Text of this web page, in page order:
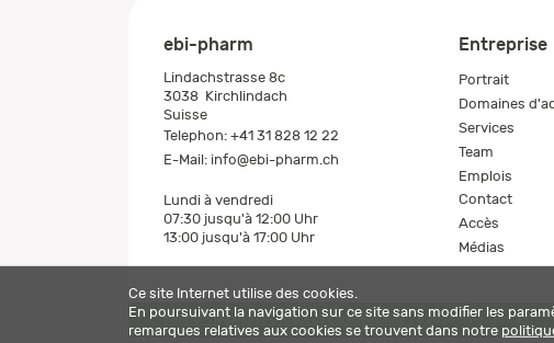
ebi-pharm
Lindachstrasse 8c
3038 Kirchlindach
Suisse
Telephon: +41 31 828 12 22
E-Mail: info@ebi-pharm.ch
Lundi à vendredi
07:30 jusqu'à 12:00 Uhr
13:00 jusqu'à 17:00 Uhr
Entreprise
Portrait
Domaines
Services
Team
Emplois
Contact
Accès
Médias
Mentions légales Politique de confidentialité © 2026 ebi-pharm ag
Ce site Internet utilise des cookies.
En poursuivant la navigation sur ce site sans modifier les
remarques relatives aux cookies se trouvent dans notre